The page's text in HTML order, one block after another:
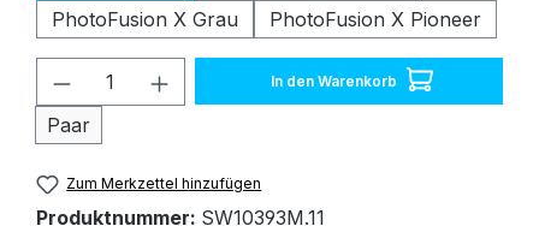
PhotoFusion X Grau
PhotoFusion X Pioneer
Produkt Anzahl: Gib den
Paar
In den Warenkorb
Zum Merkzettel hinzufügen
Produktnummer: SW10393M.11